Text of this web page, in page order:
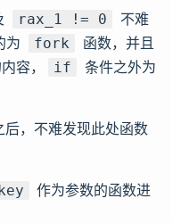
rax_1 != 0
不难
为 fork 函数，并且
容， if
条件之外为
，不难发现此处函数
作为参数的函数进